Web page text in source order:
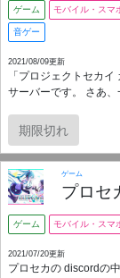
ゲーム モバイル・スマ
音ゲー
2021/08/09更新
「プロジェクトセカ
サーバーです。 さあ、
期限切れ
ゲーム
プロセ
ゲーム モバイル・スマ
2021/07/20更新
プロセカの discordの